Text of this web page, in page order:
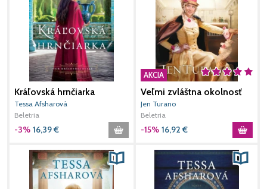
Kráľovská hrnčiarka
Tessa Afsharová
Beletria
-3% 16,39€
AKCIA
Veľmi zvláštna okolnosť
Jen Turano
Beletria
-15% 16,92 €